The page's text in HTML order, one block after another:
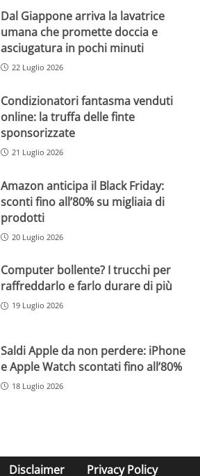
Dal Giappone arriva la lavatrice
umana che promette doccia e
asciugatura in pochi minuti
22 Luglio 2026
Condizionatori fantasma venduti
online: la truffa delle finte
sponsorizzate
21 Luglio 2026
Amazon anticipa il Black Friday:
sconti fino all’80% su migliaia di
prodotti
20 Luglio 2026
Computer bollente? I trucchi per
raffreddarlo e farlo durare di più
19 Luglio 2026
Saldi Apple da non perdere: iPhone
e Apple Watch scontati fino all’80%
18 Luglio 2026
Disclaimer Privacy Policy